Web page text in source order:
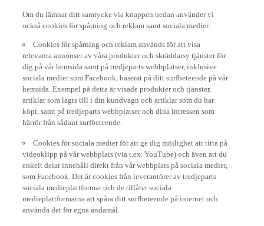
Om du lämnar ditt samtycke via knappen nedan använder vi
också cookies för spårning och reklam samt sociala medier:
Cookies för spårning och reklam används för att visa
relevanta annonser av våra produkter och skräddarsy tjänster för
dig på vår hemsida samt på tredjeparts webbplatser, inklusive
sociala medier som Facebook, baserat på ditt surfbeteende på vår
hemsida. Exempel på detta är visade produkter och tjänster,
artiklar som lagts till i din kundvagn och artiklar som du har
köpt, samt på tredjeparts webbplatser och dina intressen som
härrör från sådant surfbeteende.
Cookies för sociala medier för att ge dig möjlighet att titta på
videoklipp på vår webbplats (via t.ex. YouTube) och även att du
enkelt delar innehåll direkt från vår webbplats på sociala medier,
som Facebook. Det är cookies från leverantörer av tredjeparts
sociala medieplattformar och de tillåter sociala
medieplattformarna att spåra ditt surfbeteende på internet och
använda det för egna ändamål.